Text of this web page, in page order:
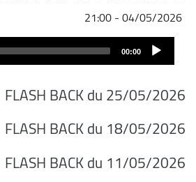
04/05/2026 - 21:00
ملف
الصوت
Audio
Player
00:00
FLASH BACK du 25/05/2026
FLASH BACK du 18/05/2026
FLASH BACK du 11/05/2026